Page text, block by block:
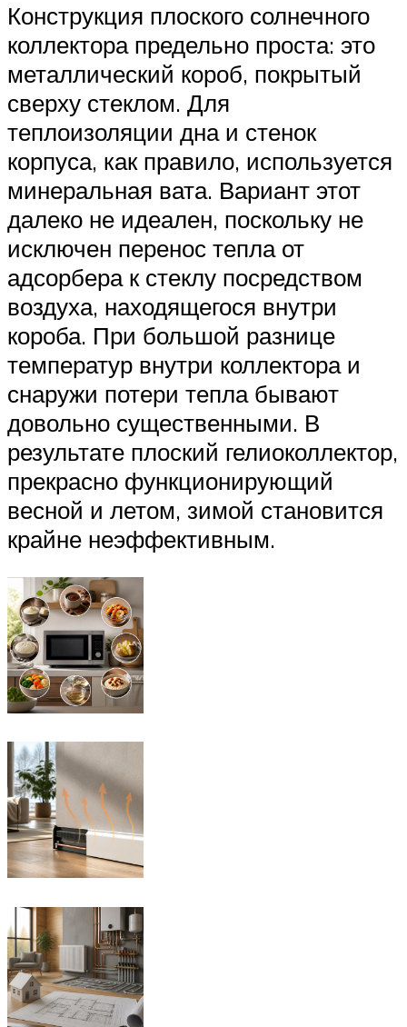
Конструкция плоского солнечного
коллектора предельно проста: это
металлический короб, покрытый
сверху стеклом. Для
теплоизоляции дна и стенок
корпуса, как правило, используется
минеральная вата. Вариант этот
далеко не идеален, поскольку не
исключен перенос тепла от
адсорбера к стеклу посредством
воздуха, находящегося внутри
короба. При большой разнице
температур внутри коллектора и
снаружи потери тепла бывают
довольно существенными. В
результате плоский гелиоколлектор,
прекрасно функционирующий
весной и летом, зимой становится
крайне неэффективным.